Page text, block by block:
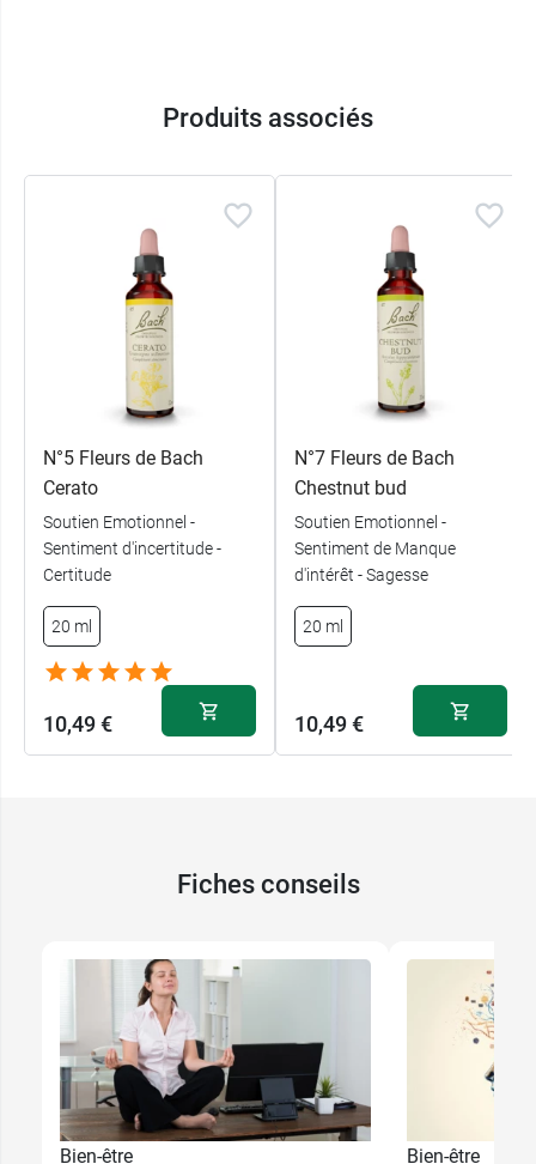
Produits associés
N°5 Fleurs de Bach
Cerato
Soutien Emotionnel -
Sentiment d'incertitude -
Certitude
20 ml
10,49 €
N°7 Fleurs de Bach
Chestnut bud
Soutien Emotionnel -
Sentiment de Manque
d'intérêt - Sagesse
20 ml
10,49 €
Fiches conseils
Bien-être Bien-être